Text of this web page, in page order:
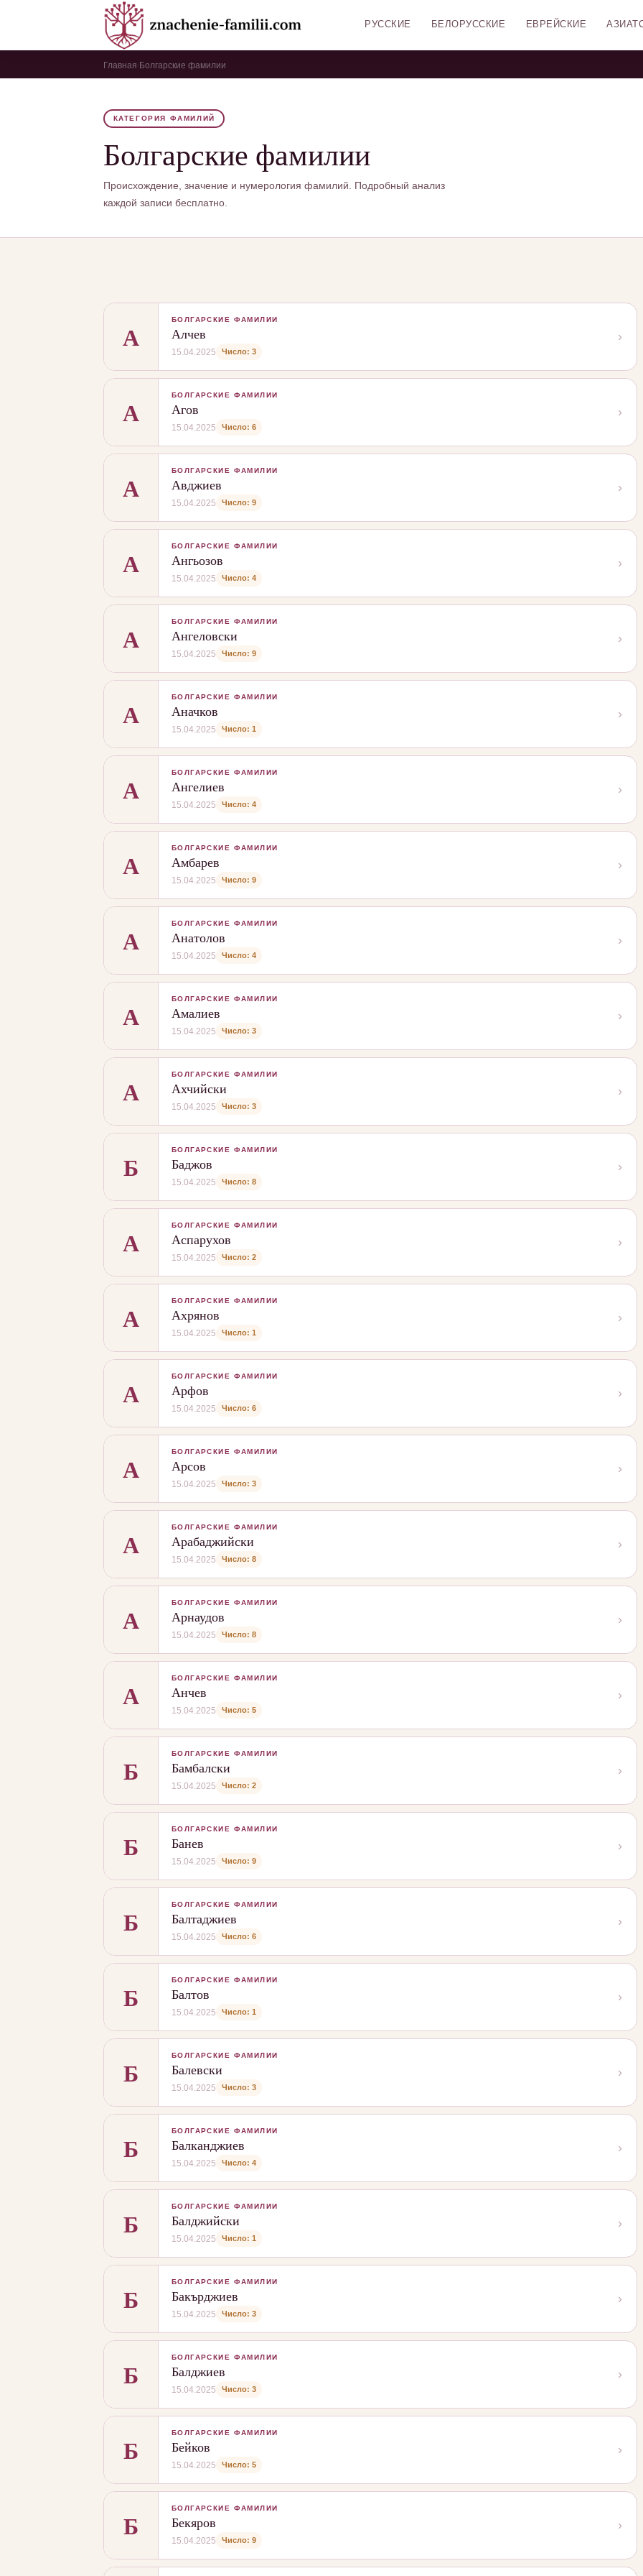
РУССКИЕ БЕЛОРУССКИЕ ЕВРЕЙСКИЕ
Главная Болгарские фамилии
КАТЕГОРИЯ ФАМИЛИЙ
Болгарские фамилии
Происхождение, значение и нумерология фамилий. Подробный анализ
каждой записи бесплатно.
А БОЛГАРСКИЕ ФАМИЛИИ
Алчев
15.04.2025 Число: 3
›
А БОЛГАРСКИЕ ФАМИЛИИ
Агов
15.04.2025 Число: 6
›
А БОЛГАРСКИЕ ФАМИЛИИ
Авджиев
15.04.2025 Число: 9
›
А БОЛГАРСКИЕ ФАМИЛИИ
Ангьозов
15.04.2025 Число: 4
›
А БОЛГАРСКИЕ ФАМИЛИИ
Ангеловски
15.04.2025 Число: 9
›
А БОЛГАРСКИЕ ФАМИЛИИ
Аначков
15.04.2025 Число: 1
›
А БОЛГАРСКИЕ ФАМИЛИИ
Ангелиев
15.04.2025 Число: 4
›
А БОЛГАРСКИЕ ФАМИЛИИ
Амбарев
15.04.2025 Число: 9
›
А БОЛГАРСКИЕ ФАМИЛИИ
Анатолов
15.04.2025 Число: 4
›
А БОЛГАРСКИЕ ФАМИЛИИ
Амалиев
15.04.2025 Число: 3
›
А БОЛГАРСКИЕ ФАМИЛИИ
Ахчийски
15.04.2025 Число: 3
›
Б БОЛГАРСКИЕ ФАМИЛИИ
Баджов
15.04.2025 Число: 8
›
А БОЛГАРСКИЕ ФАМИЛИИ
Аспарухов
15.04.2025 Число: 2
›
А БОЛГАРСКИЕ ФАМИЛИИ
Ахрянов
15.04.2025 Число: 1
›
А БОЛГАРСКИЕ ФАМИЛИИ
Арфов
15.04.2025 Число: 6
›
А БОЛГАРСКИЕ ФАМИЛИИ
Арсов
15.04.2025 Число: 3
›
А БОЛГАРСКИЕ ФАМИЛИИ
Арабаджийски
15.04.2025 Число: 8
›
А БОЛГАРСКИЕ ФАМИЛИИ
Арнаудов
15.04.2025 Число: 8
›
А БОЛГАРСКИЕ ФАМИЛИИ
Анчев
15.04.2025 Число: 5
›
Б БОЛГАРСКИЕ ФАМИЛИИ
Бамбалски
15.04.2025 Число: 2
›
Б БОЛГАРСКИЕ ФАМИЛИИ
Банев
15.04.2025 Число: 9
›
Б БОЛГАРСКИЕ ФАМИЛИИ
Балтаджиев
15.04.2025 Число: 6
›
Б БОЛГАРСКИЕ ФАМИЛИИ
Балтов
15.04.2025 Число: 1
›
Б БОЛГАРСКИЕ ФАМИЛИИ
Балевски
15.04.2025 Число: 3
›
Б БОЛГАРСКИЕ ФАМИЛИИ
Балканджиев
15.04.2025 Число: 4
›
Б БОЛГАРСКИЕ ФАМИЛИИ
Балджийски
15.04.2025 Число: 1
›
Б БОЛГАРСКИЕ ФАМИЛИИ
Бакърджиев
15.04.2025 Число: 3
›
Б БОЛГАРСКИЕ ФАМИЛИИ
Балджиев
15.04.2025 Число: 3
›
Б БОЛГАРСКИЕ ФАМИЛИИ
Бейков
15.04.2025 Число: 5
›
Б БОЛГАРСКИЕ ФАМИЛИИ
Бекяров
15.04.2025 Число: 9
›